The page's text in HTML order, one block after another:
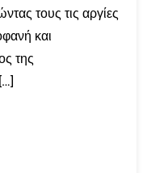
τους τις αργίες
και
της